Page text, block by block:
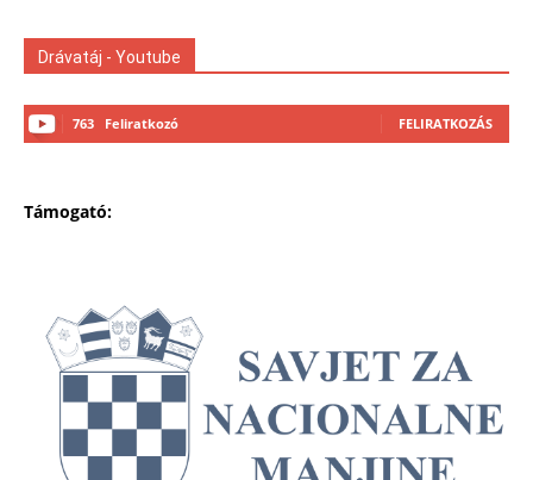
Drávatáj - Youtube
763 Feliratkozó FELIRATKOZÁS
Támogató: